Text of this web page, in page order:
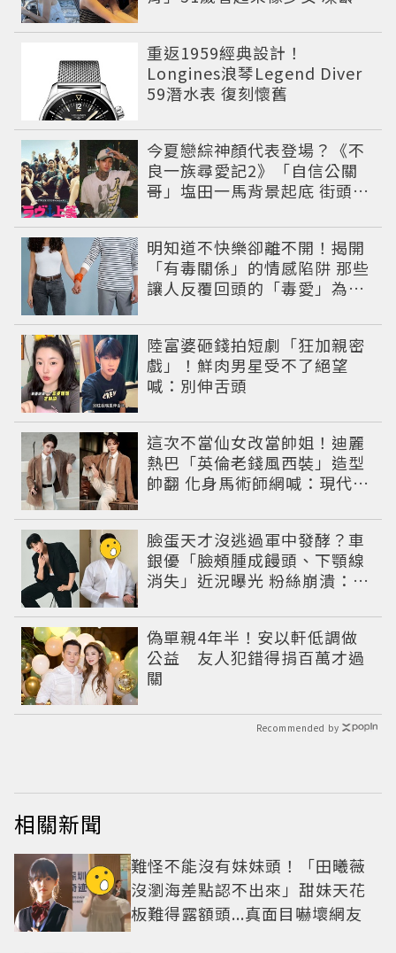
重返1959經典設計！
Longines浪琴Legend Diver
59潛水表 復刻懷舊
今夏戀綜神顏代表登場？《不
良一族尋愛記2》「自信公關
哥」塩田一馬背景起底 街頭辣
明知道不快樂卻離不開！揭開
「有毒關係」的情感陷阱 那些
讓人反覆回頭的「毒愛」為何
陸富婆砸錢拍短劇「狂加親密
戲」！鮮肉男星受不了絕望
喊：別伸舌頭
這次不當仙女改當帥姐！迪麗
熱巴「英倫老錢風西裝」造型
帥翻 化身馬術師網喊：現代版
臉蛋天才沒逃過軍中發酵？車
銀優「臉頰腫成饅頭、下顎線
消失」近況曝光 粉絲崩潰：空
偽單親4年半！安以軒低調做
公益 友人犯錯得捐百萬才過
關
Recommended by
相關新聞
難怪不能沒有妹妹頭！「田曦薇
沒瀏海差點認不出來」甜妹天花
板難得露額頭...真面目嚇壞網友